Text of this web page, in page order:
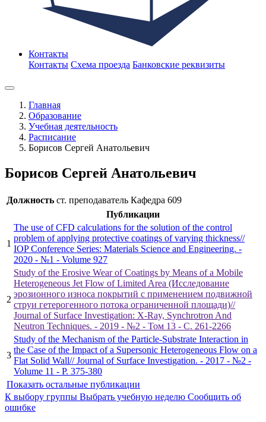
Контакты
Контакты Схема проезда Банковские реквизиты
Главная
Образование
Учебная деятельность
Расписание
Борисов Сергей Анатольевич
Борисов Сергей Анатольевич
Должность ст. преподаватель Кафедра 609
Публикации
1
The use of CFD calculations for the solution of the control
problem of applying protective coatings of varying thickness//
IOP Conference Series: Materials Science and Engineering. -
2020 - №1 - Volume 927
2
Study of the Erosive Wear of Coatings by Means of a Mobile
Heterogeneous Jet Flow of Limited Area (Исследование
эрозионного износа покрытий с применением подвижной
струи гетерогенного потока ограниченной площади)//
Journal of Surface Investigation: X-Ray, Synchrotron And
Neutron Techniques. - 2019 - №2 - Том 13 - С. 261-2266
3
Study of the Mechanism of the Particle-Substrate Interaction in
the Case of the Impact of a Supersonic Heterogeneous Flow on a
Flat Solid Wall// Journal of Surface Investigation. - 2017 - №2 -
Volume 11 - P. 375-380
Показать остальные публикации
К выбору группы Выбрать учебную неделю Сообщить об
ошибке